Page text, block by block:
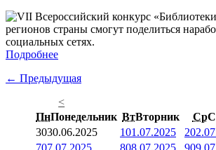
регионов страны смогут поделиться
социальных сетях.
Подробнее
← Предыдущая
<
ПнПонедельник ВтВторник Ср
3030.06.2025 101.07.2025 2
707.07.2025 808.07.2025 9